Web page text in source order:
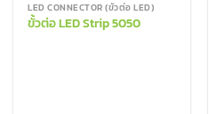
LED CONNECTOR (ขั้วต่อ LED)
ขั้วต่อ LED Strip 5050